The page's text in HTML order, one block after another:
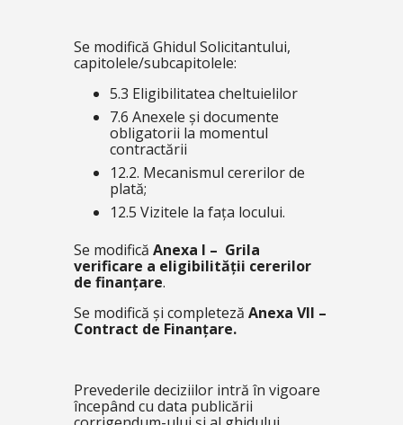
Se modifică Ghidul Solicitantului,
capitolele/subcapitolele:
5.3 Eligibilitatea cheltuielilor
7.6 Anexele și documente
obligatorii la momentul
contractării
12.2. Mecanismul cererilor de
plată;
12.5 Vizitele la fața locului.
Se modifică Anexa I – Grila
verificare a eligibilității cererilor
de finanțare.
Se modifică și completeză Anexa VII –
Contract de Finanțare.
Prevederile deciziilor intră în vigoare
începând cu data publicării